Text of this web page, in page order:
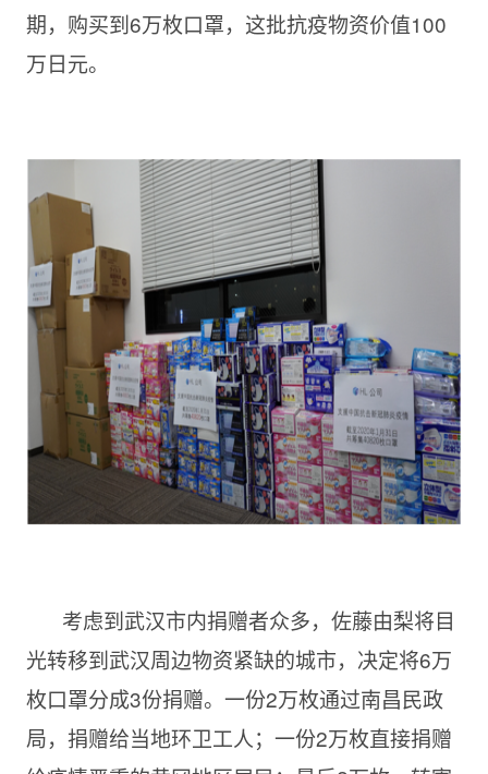
期，购买到6万枚口罩，这批抗疫物资价值100
万日元。
考虑到武汉市内捐赠者众多，佐藤由梨将目
光转移到武汉周边物资紧缺的城市，决定将6万
枚口罩分成3份捐赠。一份2万枚通过南昌民政
局，捐赠给当地环卫工人；一份2万枚直接捐赠